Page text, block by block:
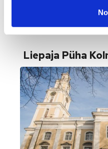
VAATA
Liepaja Püha